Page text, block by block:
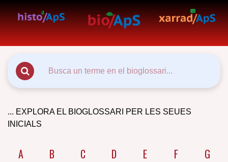
... EXPLORA EL BIOGLOSSARI PER LES SEUES
INICIALS
A B C D E F G